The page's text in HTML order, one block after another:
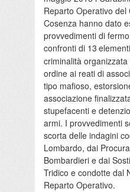
Reparto Operativo
Cosenza hanno dato
provvedimenti di
confronti di 13
criminalità
ordine ai reati di
tipo mafioso,
associazione
stupefacenti e
armi. I provvedimenti
scorta delle indagini
Lombardo, dai
Bombardieri e dai
Tridico e condotte dal
Reparto Operativo.